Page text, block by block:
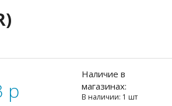
p
Наличие в
магазинах:
В наличии: 1 шт